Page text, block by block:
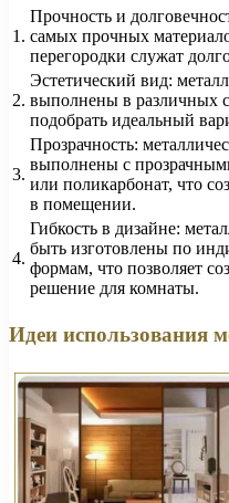
1.
Прочность и
самых прочных
перегородки служат
2.
Эстетический вид:
выполнены в различных
подобрать идеальный
3.
Прозрачность:
выполнены с
или поликарбонат, что
в помещении.
4.
Гибкость в дизайне:
быть изготовлены по
формам, что позволяет
решение для комнаты.
Идеи использования